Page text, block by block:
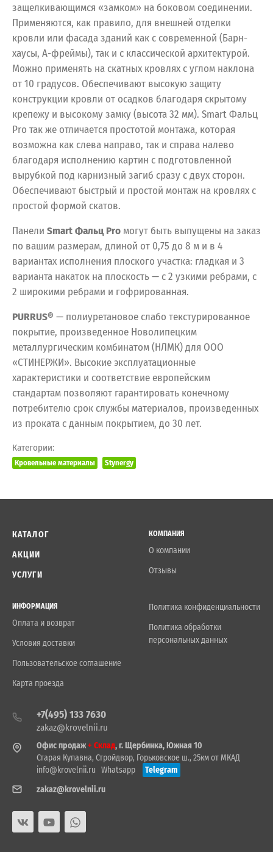
защелкивающимся «замком» на боковом соединении.
Применяются, как правило, для внешней отделки
кровли или фасада зданий как с современной (Барн-
хаусы, А-фреймы), так и с классической архитектурой.
Можно применять на скатных кровлях с углом наклона
от 10 градусов. Обеспечивают высокую защиту
конструкции кровли от осадков благодаря скрытому
крепежу и высокому замку (высота 32 мм). Smart Фальц
Pro так же отличается простотой монтажа, которая
возможна как слева направо, так и справа налево
благодаря исполнению картин с подготовленной
вырубкой под карнизный загиб сразу с двух сторон.
Обеспечивают быстрый и простой монтаж на кровлях с
простой формой скатов.
Панели Smart Фальц Pro могут быть выпущены на заказ
по вашим размерам, длиной от 0,75 до 8 м и в 4
вариантах исполнения плоского участка: гладкая и 3
варианта накаток на плоскость — с 2 узкими ребрами, с
2 широкими ребрами и гофрированная.
PURRUS® — полиуретановое слабо текстурированное
покрытие, произведенное Новолипецким
металлургическим комбинатом (НЛМК) для ООО
«СТИНЕРЖИ». Высокие эксплуатационные
характеристики и соответствие европейским
стандартам позволяют гарантировать конечному
потребителю срок службы материалов, произведенных
из проката с данным покрытием, до 30 лет.
Категории:
Кровельные материалы Stynergy
КАТАЛОГ
АКЦИИ
УСЛУГИ
КОМПАНИЯ
О компании
Отзывы
ИНФОРМАЦИЯ
Оплата и возврат
Условия доставки
Пользовательское соглашение
Карта проезда
Политика конфиденциальности
Политика обработки
персональных данных
+7(495) 133 7630
zakaz@krovelnii.ru
Офис продаж+ Склад, г. Щербинка, Южная 10
Старая Купавна, Стройдвор, Горьковское ш., 25км от МКАД
info@krovelnii.ru Whatsapp
Telegram
zakaz@krovelnii.ru